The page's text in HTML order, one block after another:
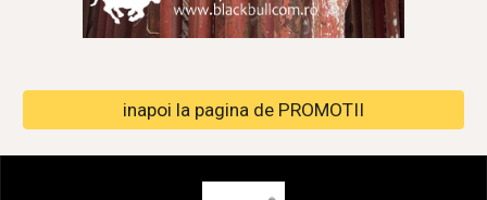
inapoi la pagina de PROMOTII